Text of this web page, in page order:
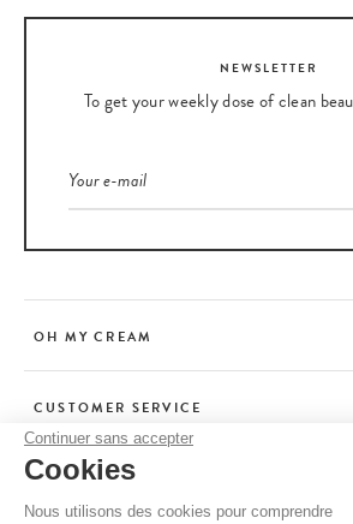
Continuer sans accepter
Cookies
Nous utilisons des cookies pour comprendre
NEWSLETTER
To get your weekly dose of clean
OH MY CREAM
CUSTOMER SERVICE
ADVICE